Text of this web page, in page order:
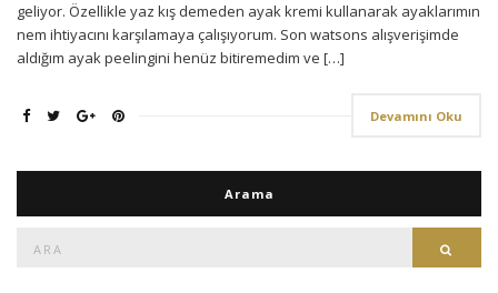
geliyor. Özellikle yaz kış demeden ayak kremi kullanarak ayaklarımın
nem ihtiyacını karşılamaya çalışıyorum. Son watsons alışverişimde
aldığım ayak peelingini henüz bitiremedim ve […]
Devamını Oku
Arama